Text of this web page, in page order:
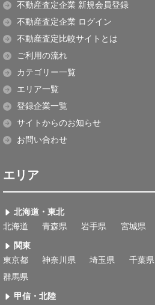
不動産査定企業 新規会員登録
不動産査定企業 ログイン
不動産査定比較サイトとは
ご利用の流れ
カテゴリー一覧
エリア一覧
登録企業一覧
サイトからのお知らせ
お問い合わせ
エリア
北海道・東北
北海道
青森県 岩手県 宮城県
関東
東京都
神奈川県 埼玉県 千葉県
群馬県
甲信・北陸